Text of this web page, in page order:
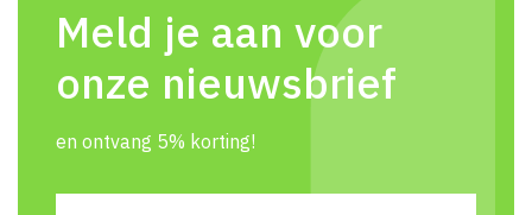
Meld je aan voor
onze nieuwsbrief
en ontvang 5% korting!